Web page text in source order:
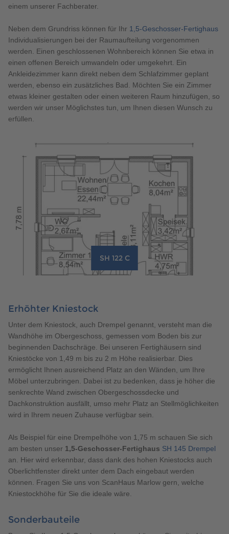
einem unserer Fachberater.
Neben dem Grundriss können für Ihr 1,5-Geschosser-Fertighaus
Individualisierungen bei der Raumaufteilung vorgenommen
werden. Einen geschlossenen Wohnbereich können Sie etwa in
einen offenen Bereich umwandeln oder umgekehrt. Ein
Ankleidezimmer kann direkt neben dem Schlafzimmer geplant
werden, ebenso ein zusätzliches Bad. Möchten Sie ein Zimmer
etwas kleiner gestalten oder einen weiteren Raum hinzufügen, so
werden wir unser Möglichstes tun, um Ihnen diesen Wunsch zu
erfüllen.
SH 122 C
Erhöhter Kniestock
Unter dem Kniestock, auch Drempel genannt, versteht man die
Wandhöhe im Obergeschoss, gemessen vom Boden bis zur
beginnenden Dachschräge. Bei unseren Fertighäusern sind
Kniestöcke von 1,49 m bis zu 2 m Höhe realisierbar. Dies
ermöglicht Ihnen ausreichend Platz an den Wänden, um Ihre
Möbel unterzubringen. Dabei ist zu bedenken, dass je höher die
senkrechte Wand zwischen Obergeschossdecke und
Dachkonstruktion ausfällt, umso mehr Platz an Stellmöglichkeiten
wird in Ihrem neuen Zuhause verfügbar sein.
Als Beispiel für eine Drempelhöhe von 1,75 m schauen Sie sich
am besten unser 1,5-Geschosser-Fertighaus SH 145 Drempel
an. Hier wird erkennbar, dass dank des hohen Kniestocks auch
Oberlichtfenster direkt unter dem Dach eingebaut werden
können. Fragen Sie uns von ScanHaus Marlow gern, welche
Kniestockhöhe für Sie die ideale wäre.
Sonderbauteile